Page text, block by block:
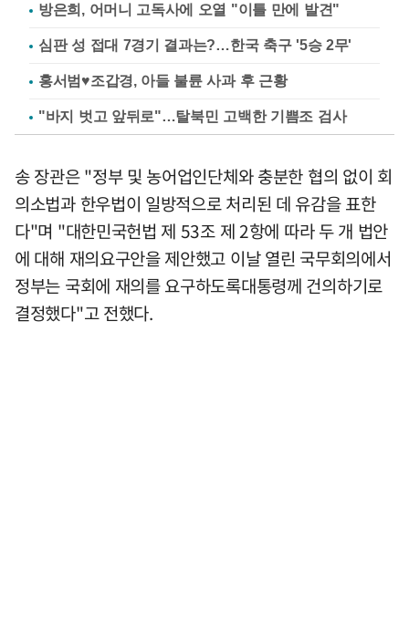
방은희, 어머니 고독사에 오열 "이틀 만에 발견"
심판 성 접대 7경기 결과는?…한국 축구 '5승 2무'
홍서범♥조갑경, 아들 불륜 사과 후 근황
"바지 벗고 앞뒤로"…탈북민 고백한 기쁨조 검사
송 장관은 "정부 및 농어업인단체와 충분한 협의 없이 회
의소법과 한우법이 일방적으로 처리된 데 유감을 표한
다"며 "대한민국헌법 제 53조 제 2항에 따라 두 개 법안
에 대해 재의요구안을 제안했고 이날 열린 국무회의에서
정부는 국회에 재의를 요구하도록대통령께 건의하기로
결정했다"고 전했다.